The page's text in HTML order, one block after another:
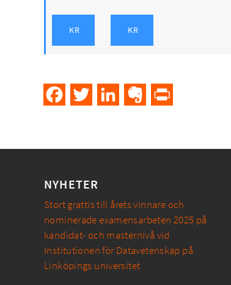
FacebookTwitter LinkedInEvernote
NYHETER
Stort grattis till årets vinnare och
nominerade examensarbeten 2025 på
kandidat- och masternivå vid
Institutionen för Datavetenskap på
Linköpings universitet